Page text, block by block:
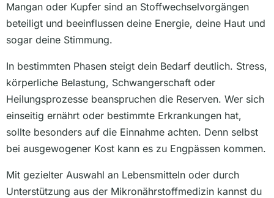
Mangan oder Kupfer sind an Stoffwechselvorgängen
beteiligt und beeinflussen deine Energie, deine Haut und
sogar deine Stimmung.
In bestimmten Phasen steigt dein Bedarf deutlich. Stress,
körperliche Belastung, Schwangerschaft oder
Heilungsprozesse beanspruchen die Reserven. Wer sich
einseitig ernährt oder bestimmte Erkrankungen hat,
sollte besonders auf die Einnahme achten. Denn selbst
bei ausgewogener Kost kann es zu Engpässen kommen.
Mit gezielter Auswahl an Lebensmitteln oder durch
Unterstützung aus der Mikronährstoffmedizin kannst du